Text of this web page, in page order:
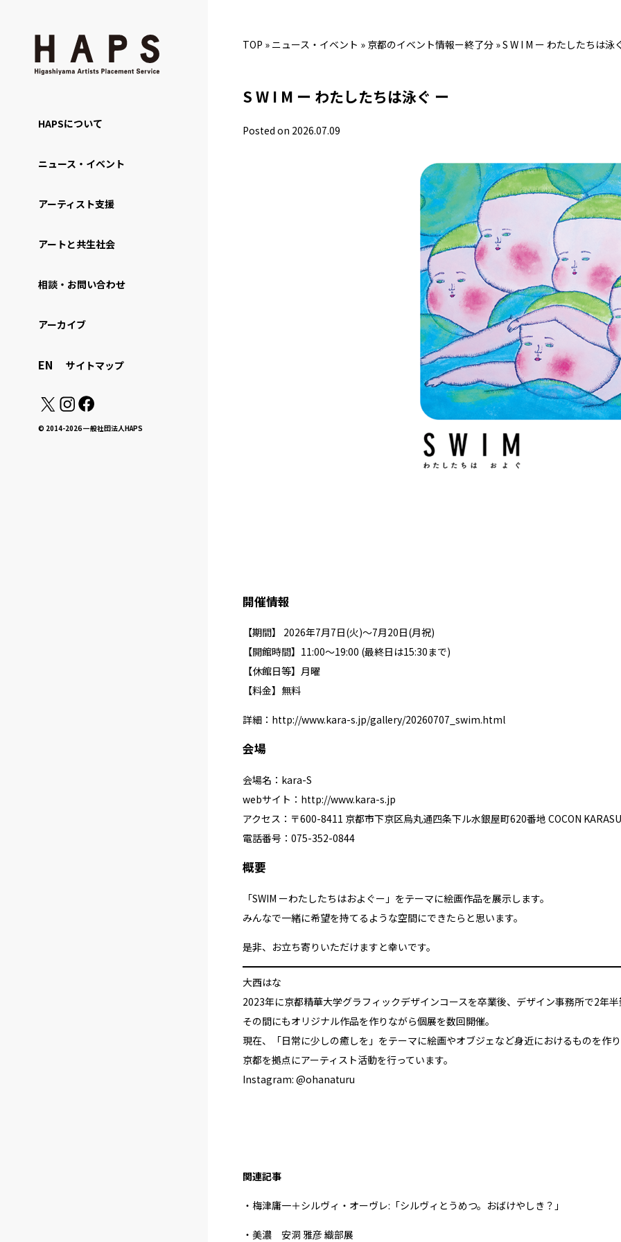
HAPSについて
ニュース・イベント
アーティスト支援
アートと共生社会
相談・お問い合わせ
アーカイブ
EN サイトマップ
© 2014-2026 一般社団法人HAPS
TOP » ニュース・イベント » 京都のイベント情報ー終了分 »S W I M ー わたしたちは泳
S W I M ー わたしたちは泳ぐ ー
Posted on 2026.07.09
開催情報
【期間】 2026年7月7日(火)〜7月20日(月祝)
【開館時間】11:00～19:00 (最終日は15:30まで)
【休館日等】月曜
【料金】無料
詳細： http://www.kara-s.jp/gallery/20260707_swim.html
会場
会場名：kara-S
webサイト： http://www.kara-s.jp
アクセス：〒600-8411 京都市下京区烏丸通四条下ル水銀屋町620番地 COCON
電話番号：075-352-0844
概要
「SWIM ーわたしたちはおよぐー」をテーマに絵画作品を展示します。
みんなで一緒に希望を持てるような空間にできたらと思います。
是非、お立ち寄りいただけますと幸いです。
大西はな
2023年に京都精華大学グラフィックデザインコースを卒業後、デザイン事務所で2年
その間にもオリジナル作品を作りながら個展を数回開催。
現在、「日常に少しの癒しを」をテーマに絵画やオブジェなど身近におけるものを作
京都を拠点にアーティスト活動を行っています。
Instagram: @ohanaturu
関連記事
・梅津庸一＋シルヴィ・オーヴレ:「シルヴィとうめつ。おばけやしき？」
・美濃 安洞 雅彦 織部展